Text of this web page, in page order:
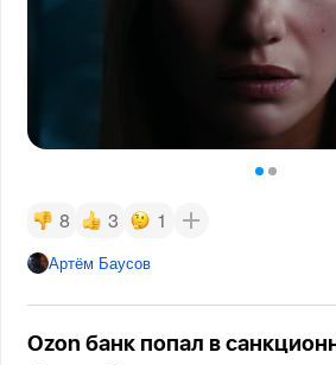
8 3 1
Артём Баусов
Ozon банк попал в